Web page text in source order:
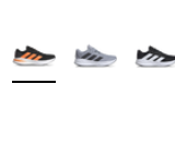
Meer kleuren